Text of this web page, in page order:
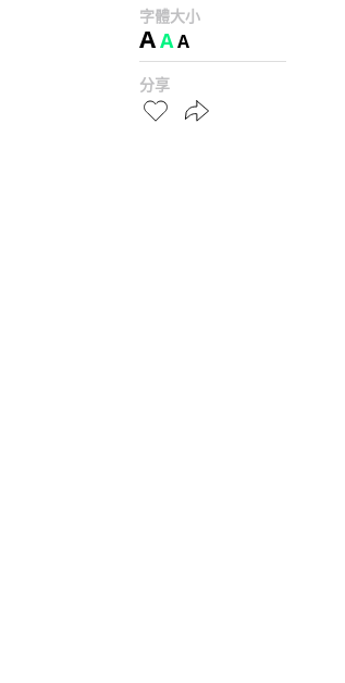
字體大小
AAA
分享